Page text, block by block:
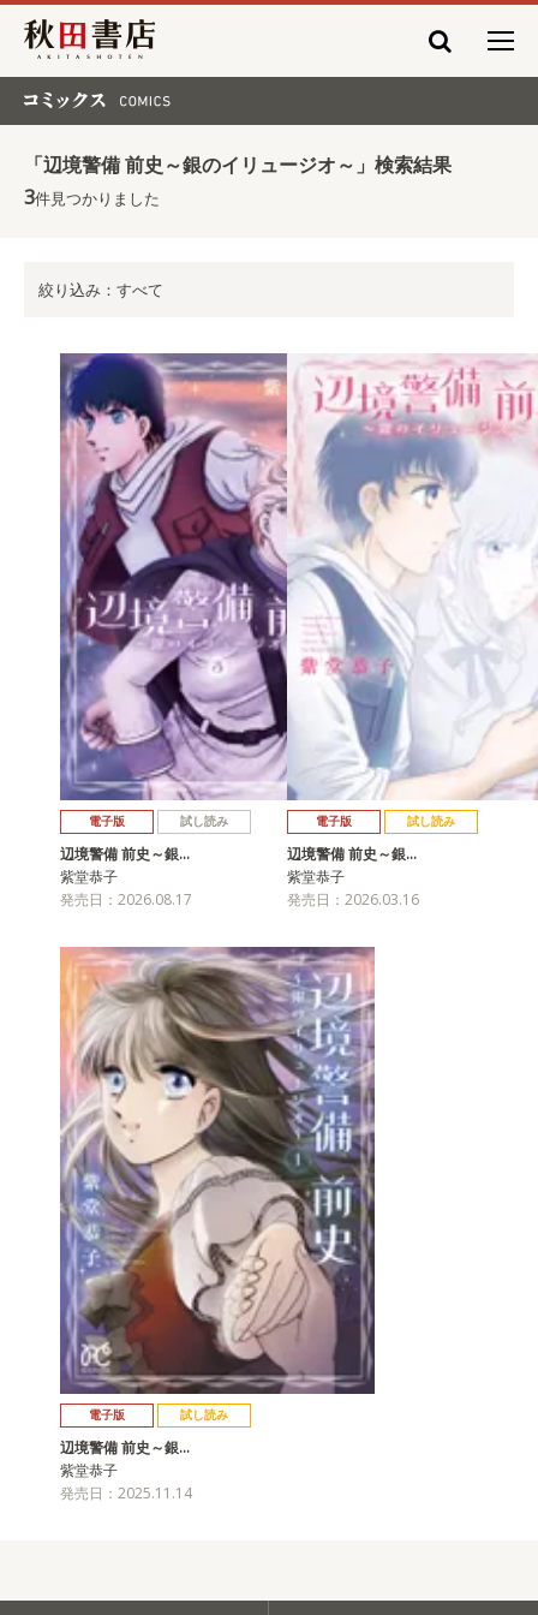
秋田書店
「辺境警備 前史～銀のイリュージオ～」検索結果
3件見つかりました
絞り込み：すべて
電子版 試し読み
辺境警備 前史～銀…
紫堂恭子
発売日：2026.08.17
電子版 試し読み
辺境警備 前史～銀…
紫堂恭子
発売日：2026.03.16
電子版 試し読み
辺境警備 前史～銀…
紫堂恭子
発売日：2025.11.14